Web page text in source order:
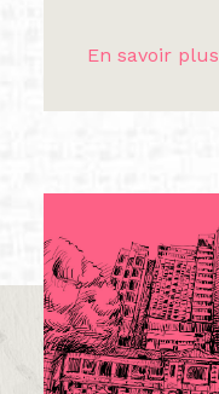
En savoir plus